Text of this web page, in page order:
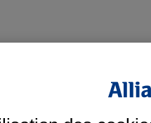
à Saint-